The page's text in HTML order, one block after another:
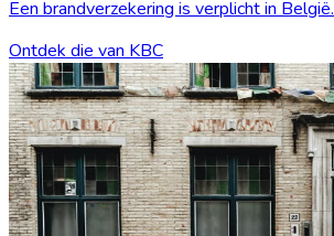
Een brandverzekering is verplicht in België.
Ontdek die van KBC